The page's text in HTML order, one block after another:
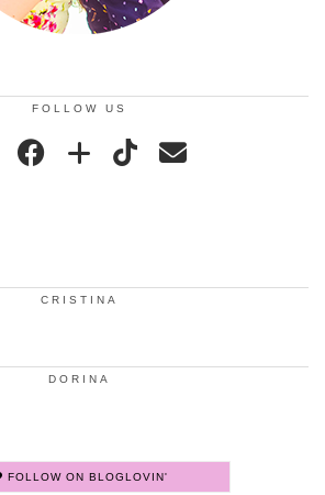
FOLLOW US
CRISTINA
DORINA
FOLLOW ON BLOGLOVIN'